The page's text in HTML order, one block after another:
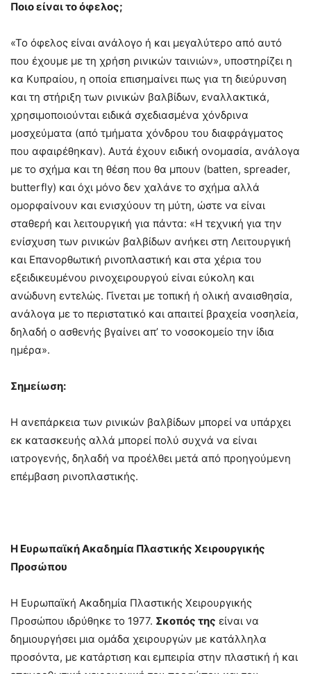
Ποιο είναι το όφελος;
«Το όφελος είναι ανάλογο ή και μεγαλύτερο από αυτό
που έχουμε με τη χρήση ρινικών ταινιών», υποστηρίζει η
κα Κυπραίου, η οποία επισημαίνει πως για τη διεύρυνση
και τη στήριξη των ρινικών βαλβίδων, εναλλακτικά,
χρησιμοποιούνται ειδικά σχεδιασμένα χόνδρινα
μοσχεύματα (από τμήματα χόνδρου του διαφράγματος
που αφαιρέθηκαν). Αυτά έχουν ειδική ονομασία, ανάλογα
με το σχήμα και τη θέση που θα μπουν (batten, spreader,
butterfly) και όχι μόνο δεν χαλάνε το σχήμα αλλά
ομορφαίνουν και ενισχύουν τη μύτη, ώστε να είναι
σταθερή και λειτουργική για πάντα: «Η τεχνική για την
ενίσχυση των ρινικών βαλβίδων ανήκει στη Λειτουργική
και Επανορθωτική ρινοπλαστική και στα χέρια του
εξειδικευμένου ρινοχειρουργού είναι εύκολη και
ανώδυνη εντελώς. Γίνεται με τοπική ή ολική αναισθησία,
ανάλογα με το περιστατικό και απαιτεί βραχεία νοσηλεία,
δηλαδή ο ασθενής βγαίνει απ’ το νοσοκομείο την ίδια
ημέρα».
Σημείωση:
Η ανεπάρκεια των ρινικών βαλβίδων μπορεί να υπάρχει
εκ κατασκευής αλλά μπορεί πολύ συχνά να είναι
ιατρογενής, δηλαδή να προέλθει μετά από προηγούμενη
επέμβαση ρινοπλαστικής.
Η Ευρωπαϊκή Ακαδημία Πλαστικής Χειρουργικής
Προσώπου
Η Ευρωπαϊκή Ακαδημία Πλαστικής Χειρουργικής
Προσώπου ιδρύθηκε το 1977. Σκοπός της είναι να
δημιουργήσει μια ομάδα χειρουργών με κατάλληλα
προσόντα, με κατάρτιση και εμπειρία στην πλαστική ή και